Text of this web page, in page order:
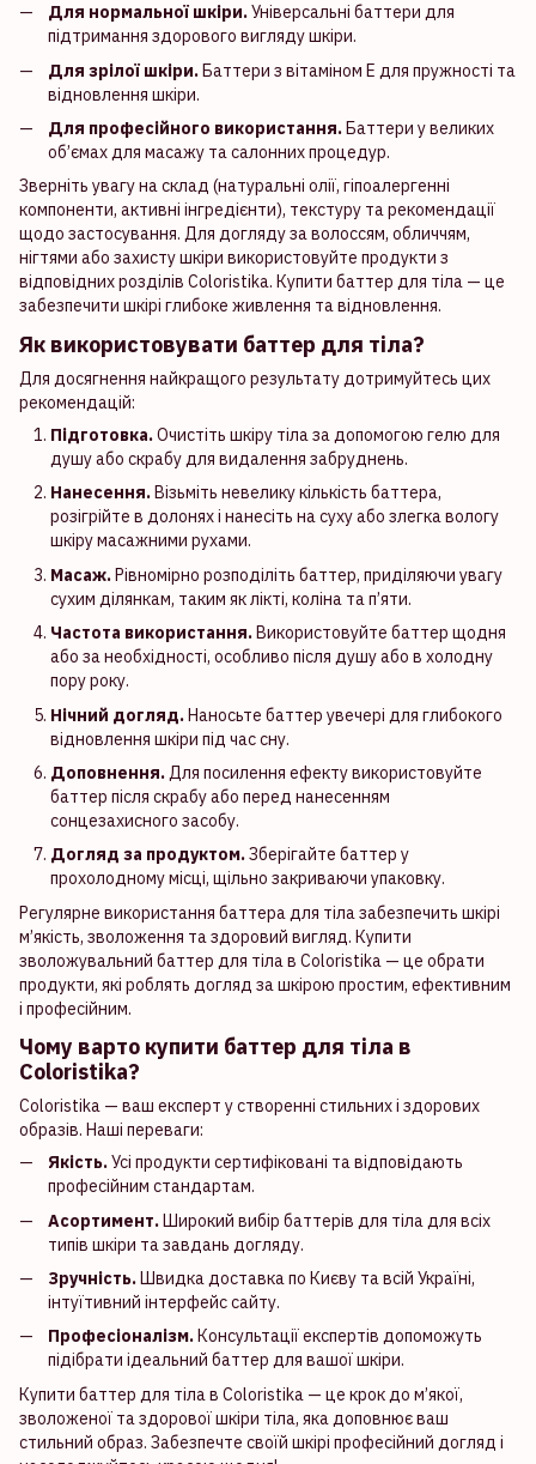
Для нормальної шкіри.Універсальні баттери для
підтримання здорового вигляду шкіри.
Для зрілої шкіри.Баттери з вітаміном Е для пружності та
відновлення шкіри.
Для професійного використання.Баттери у великих
об’ємах для масажу та салонних процедур.
Зверніть увагу на склад (натуральні олії, гіпоалергенні
компоненти, активні інгредієнти), текстуру та рекомендації
щодо застосування. Для догляду за волоссям, обличчям,
нігтями або захисту шкіри використовуйте продукти з
відповідних розділів Coloristika. Купити баттер для тіла — це
забезпечити шкірі глибоке живлення та відновлення.
Як використовувати баттер для тіла?
Для досягнення найкращого результату дотримуйтесь цих
рекомендацій:
Підготовка.Очистіть шкіру тіла за допомогою гелю для
душу або скрабу для видалення забруднень.
Нанесення. Візьміть невелику кількість баттера,
розігрійте в долонях і нанесіть на суху або злегка вологу
шкіру масажними рухами.
Масаж.Рівномірно розподіліть баттер, приділяючи увагу
сухим ділянкам, таким як лікті, коліна та п’яти.
Частота використання.Використовуйте баттер щодня
або за необхідності, особливо після душу або в холодну
пору року.
Нічний догляд.Наносьте баттер увечері для глибокого
відновлення шкіри під час сну.
Доповнення.Для посилення ефекту використовуйте
баттер після скрабу або перед нанесенням
сонцезахисного засобу.
Догляд за продуктом.Зберігайте баттер у
прохолодному місці, щільно закриваючи упаковку.
Регулярне використання баттера для тіла забезпечить шкірі
м’якість, зволоження та здоровий вигляд. Купити
зволожувальний баттер для тіла в Coloristika — це обрати
продукти, які роблять догляд за шкірою простим, ефективним
і професійним.
Чому варто купити баттер для тіла в
Coloristika?
Coloristika — ваш експерт у створенні стильних і здорових
образів. Наші переваги:
Якість.Усі продукти сертифіковані та відповідають
професійним стандартам.
Асортимент.Широкий вибір баттерів для тіла для всіх
типів шкіри та завдань догляду.
Зручність.Швидка доставка по Києву та всій Україні,
інтуїтивний інтерфейс сайту.
Професіоналізм. Консультації експертів допоможуть
підібрати ідеальний баттер для вашої шкіри.
Купити баттер для тіла в Coloristika — це крок до м’якої,
зволоженої та здорової шкіри тіла, яка доповнює ваш
стильний образ. Забезпечте своїй шкірі професійний догляд і